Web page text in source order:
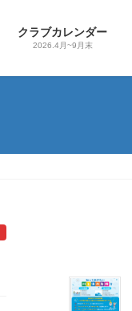
クラブカレンダー
2026.4月~9月末